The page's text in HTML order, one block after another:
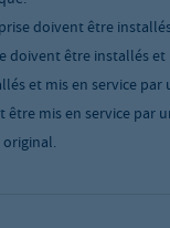
doivent être
doivent être installés
et mis en service par
être mis en service